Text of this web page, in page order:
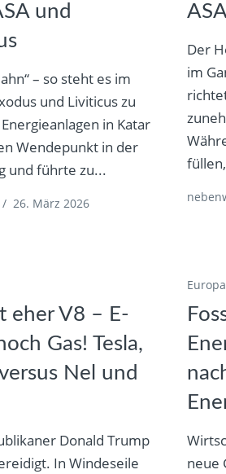
und
– so steht es im
und Liviticus zu
in Katar
Wendepunkt in der
und führte zu...
/ 26. März 2026
Der
im
eher V8 – E-
Gas! Tesla,
Nel und
Donald Trump
In Windeseile
Europa
neue